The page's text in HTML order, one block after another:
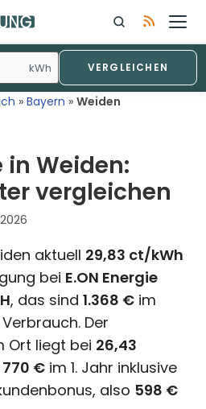
kWh VERGLEICHEN
»Bayern »Weiden
Weiden:
vergleichen
aktuell 29,83 ct/kWh
bei E.ON Energie
, das sind1.368 € im
Der
Ort liegt bei 26,43
770 € im 1. Jahr inklusive
also 598 €